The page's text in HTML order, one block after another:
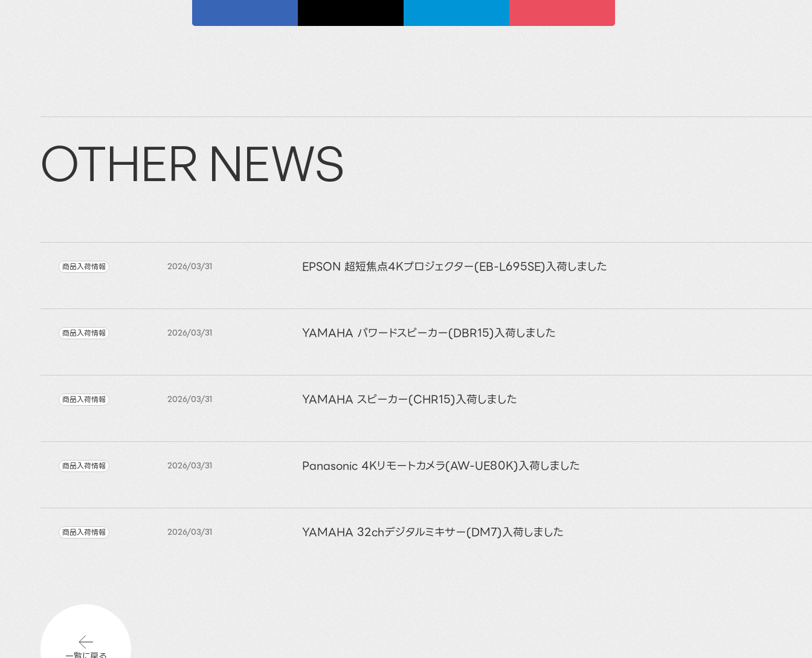
OTHER NEWS
商品入荷情報 2026/03/31 EPSON 超短焦点4Kプロジェクター(EB-L695SE)入荷しました
商品入荷情報 2026/03/31 YAMAHA パワードスピーカー(DBR15)入荷しました
商品入荷情報 2026/03/31 YAMAHA スピーカー(CHR15)入荷しました
商品入荷情報 2026/03/31 Panasonic 4Kリモートカメラ(AW-UE80K)入荷しました
商品入荷情報 2026/03/31 YAMAHA 32chデジタルミキサー(DM7)入荷しました